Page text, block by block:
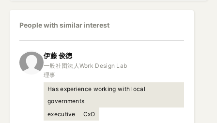
People with similar interest
伊藤俊徳
一般社団法人Work Design Lab
理事
Has experience working with local
governments
executive
CxO